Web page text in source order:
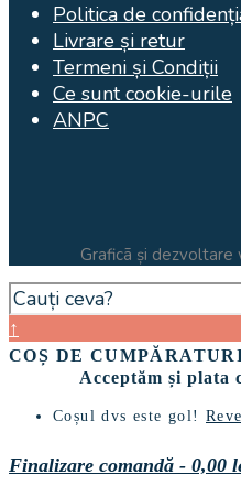
Politica de
Livrare și retur
Termeni și Condiții
Ce sunt cookie-urile
ANPC
Graficã și dezvoltare
Search
for:
Close
Search
Window
↑
COȘ DE
Acceptăm și plata
Coșul dvs este gol!
Finalizare comandă - 0,00